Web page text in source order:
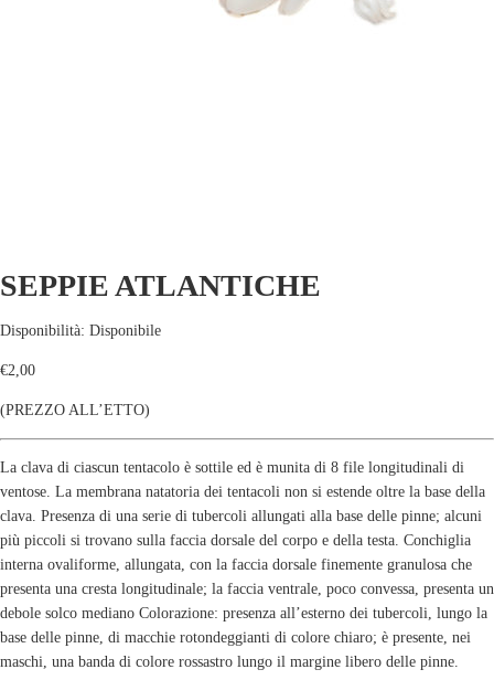
SEPPIE ATLANTICHE
Disponibilità: Disponibile
€2,00
(PREZZO ALL’ETTO)
La clava di ciascun tentacolo è sottile ed è munita di 8 file longitudinali di
ventose. La membrana natatoria dei tentacoli non si estende oltre la base della
clava. Presenza di una serie di tubercoli allungati alla base delle pinne; alcuni
più piccoli si trovano sulla faccia dorsale del corpo e della testa. Conchiglia
interna ovaliforme, allungata, con la faccia dorsale finemente granulosa che
presenta una cresta longitudinale; la faccia ventrale, poco convessa, presenta un
debole solco mediano Colorazione: presenza all’esterno dei tubercoli, lungo la
base delle pinne, di macchie rotondeggianti di colore chiaro; è presente, nei
maschi, una banda di colore rossastro lungo il margine libero delle pinne.